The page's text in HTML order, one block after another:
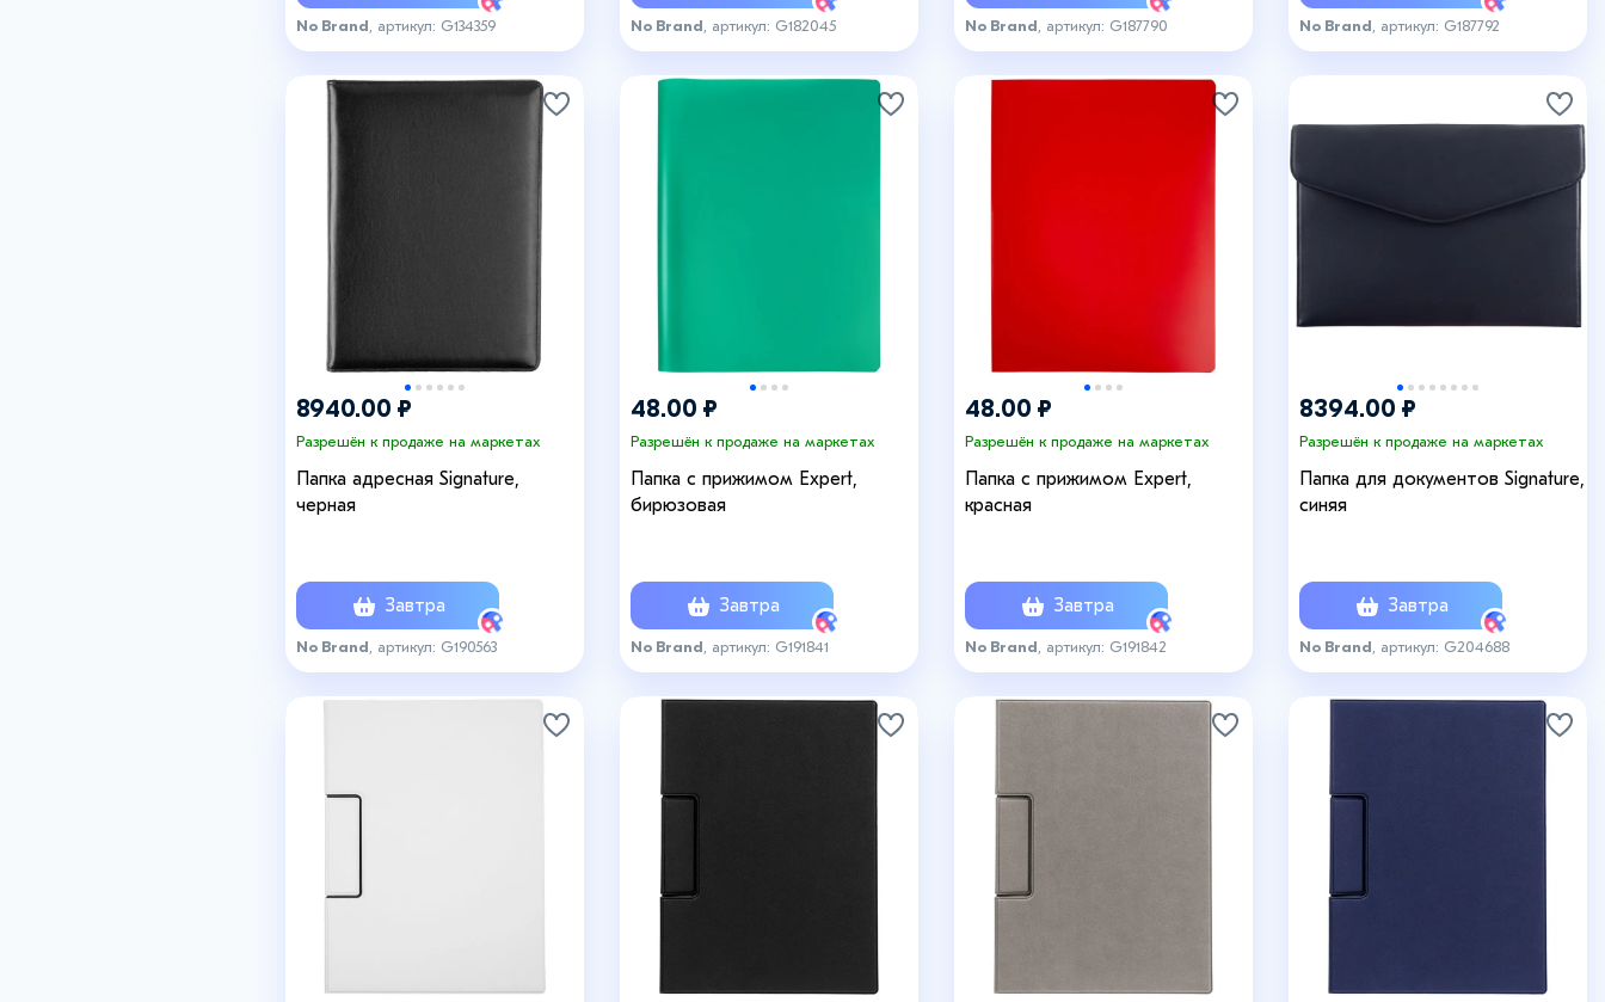
No Brand , артикул: G134359 No Brand , артикул: G182045 No Brand , артикул: G187790 No Brand , артикул: G187792
8940.00 ₽
Разрешён к продаже на маркетах
Папка адресная Signature,
черная
Завтра
No Brand , артикул: G190563
48.00 ₽
Разрешён к продаже на маркетах
Папка с прижимом Expert,
бирюзовая
Завтра
No Brand , артикул: G191841
48.00 ₽
Разрешён к продаже на маркетах
Папка с прижимом Expert,
красная
Завтра
No Brand , артикул: G191842
8394.00 ₽
Разрешён к продаже на маркетах
Папка для документов Signature,
синяя
Завтра
No Brand , артикул: G204688